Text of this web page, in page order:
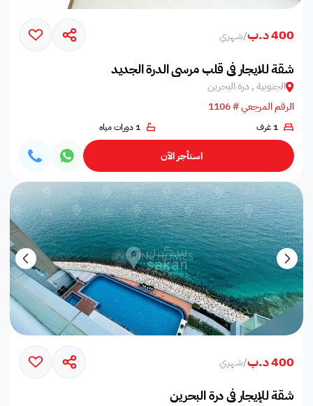
400 د.ب /شهري
شقة للايجار في قلب مرسى الدرة الجديد
الجنوبية , درة البحرين
الرقم المرجعي # 1106
1 غرف 1 دورات مياه
استأجر الآن
400 د.ب /شهري
شقة للإيجار في درة البحرين